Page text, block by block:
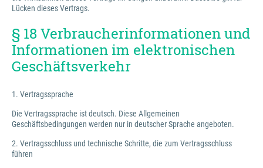
Lücken dieses Vertrags.
§ 18 Verbraucherinformationen und
Informationen im elektronischen
Geschäftsverkehr
1. Vertragssprache
Die Vertragssprache ist deutsch. Diese Allgemeinen
Geschäftsbedingungen werden nur in deutscher Sprache angeboten.
2. Vertragsschluss und technische Schritte, die zum Vertragsschluss
führen